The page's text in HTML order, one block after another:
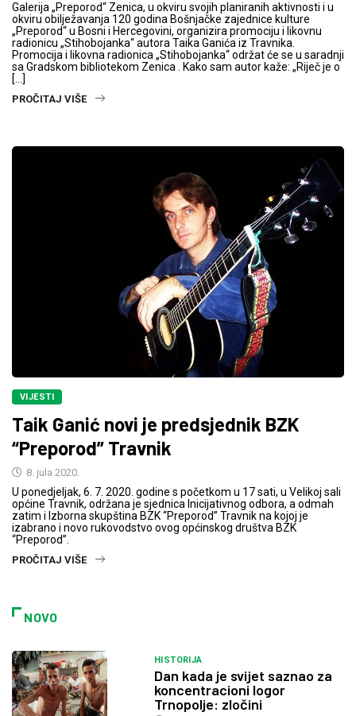
Galerija „Preporod“ Zenica, u okviru svojih planiranih aktivnosti i u
okviru obilježavanja 120 godina Bošnjačke zajednice kulture
„Preporod“ u Bosni i Hercegovini, organizira promociju i likovnu
radionicu „Stihobojanka“ autora Taika Ganića iz Travnika.
Promocija i likovna radionica „Stihobojanka“ održat će se u saradnji
sa Gradskom bibliotekom Zenica . Kako sam autor kaže: „Riječ je o
[…]
PROČITAJ VIŠE
VIJESTI
Taik Ganić novi je predsjednik BZK
“Preporod” Travnik
8. jula 2020.
U ponedjeljak, 6. 7. 2020. godine s početkom u 17 sati, u Velikoj sali
općine Travnik, održana je sjednica Inicijativnog odbora, a odmah
zatim i Izborna skupština BZK “Preporod” Travnik na kojoj je
izabrano i novo rukovodstvo ovog općinskog društva BZK
“Preporod”.
PROČITAJ VIŠE
NOVO
HISTORIJA
Dan kada je svijet saznao za
koncentracioni logor
Trnopolje: zločini